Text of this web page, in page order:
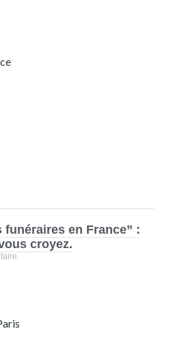
funéraires en France” :
croyez.